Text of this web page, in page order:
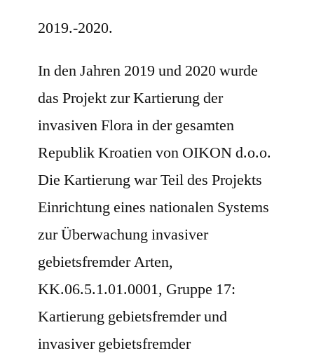
2019.-2020.
In den Jahren 2019 und 2020 wurde
das Projekt zur Kartierung der
invasiven Flora in der gesamten
Republik Kroatien von OIKON d.o.o.
Die Kartierung war Teil des Projekts
Einrichtung eines nationalen Systems
zur Überwachung invasiver
gebietsfremder Arten,
KK.06.5.1.01.0001, Gruppe 17:
Kartierung gebietsfremder und
invasiver gebietsfremder